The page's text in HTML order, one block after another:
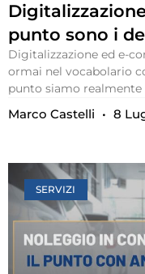
punto sono i
Digitalizzazione ed e-
ormai nel vocabolario
punto siamo realmente
Marco Castelli 8
SERVIZI